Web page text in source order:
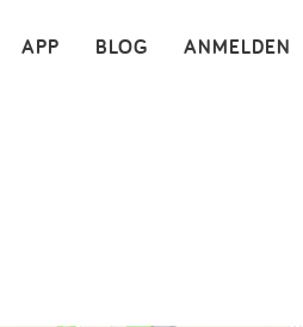
ANMELDEN
BLOG
APP ×